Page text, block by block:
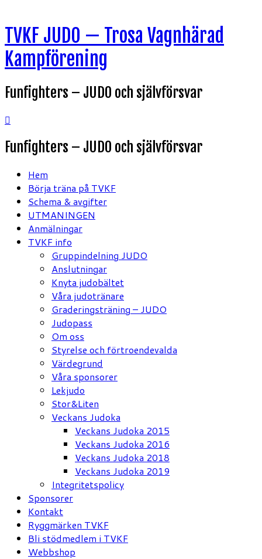
till
innehåll
TVKF JUDO — Trosa Vagnhärad
Kampförening
Funfighters – JUDO och självförsvar
Funfighters – JUDO och självförsvar
Hem
Börja träna på TVKF
Schema & avgifter
UTMANINGEN
Anmälningar
TVKF info
Gruppindelning JUDO
Anslutningar
Knyta judobältet
Våra judotränare
Graderingsträning – JUDO
Judopass
Om oss
Styrelse och förtroendevalda
Värdegrund
Våra sponsorer
Lekjudo
Stor&Liten
Veckans Judoka
Veckans Judoka 2015
Veckans Judoka 2016
Veckans Judoka 2018
Veckans Judoka 2019
Integritetspolicy
Sponsorer
Kontakt
Ryggmärken TVKF
Bli stödmedlem i TVKF
Webbshop